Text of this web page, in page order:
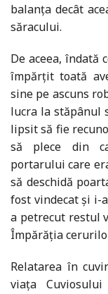
balanţa decât
săracului.
De aceea, îndată
împărţit toată
sine pe ascuns
lucra la stăpânul
lipsit să fie
să plece din
portarului care
să deschidă
fost vindecat şi i-
a petrecut restul
Împărăţia
Relatarea în
viaţa